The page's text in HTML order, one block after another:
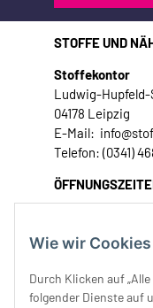
Wie wir
Durch Klicken auf
folgender Dienste auf
STOFFE UND
Stoffekontor
Ludwig-Hupfeld-
04178 Leipzig
E-Mail:
Telefon: (0341)
Dienstag:
Mittwoch:
Donnerstag:
Freitag: